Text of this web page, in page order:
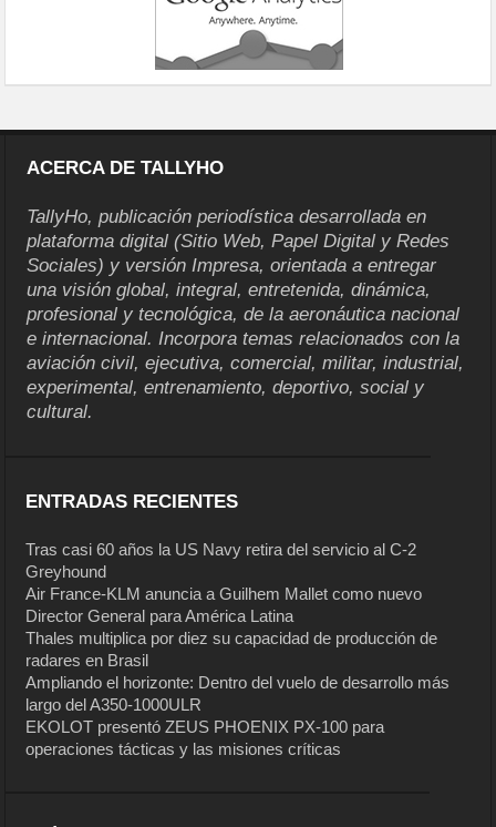
ACERCA DE TALLYHO
TallyHo, publicación periodística desarrollada en
plataforma digital (Sitio Web, Papel Digital y Redes
Sociales) y versión Impresa, orientada a entregar
una visión global, integral, entretenida, dinámica,
profesional y tecnológica, de la aeronáutica nacional
e internacional. Incorpora temas relacionados con la
aviación civil, ejecutiva, comercial, militar, industrial,
experimental, entrenamiento, deportivo, social y
cultural.
ENTRADAS RECIENTES
Tras casi 60 años la US Navy retira del servicio al C-2
Greyhound
Air France-KLM anuncia a Guilhem Mallet como nuevo
Director General para América Latina
Thales multiplica por diez su capacidad de producción de
radares en Brasil
Ampliando el horizonte: Dentro del vuelo de desarrollo más
largo del A350-1000ULR
EKOLOT presentó ZEUS PHOENIX PX-100 para
operaciones tácticas y las misiones críticas